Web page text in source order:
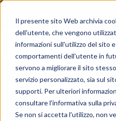
Il presente sito Web archivia
dell'utente, che vengono
informazioni sull'utilizzo del sito
comportamenti dell'utente in
servono a migliorare il sito
servizio personalizzato, sia sul
supporti. Per ulteriori
consultare l'informativa sulla
Se non si accetta l'utilizzo, non